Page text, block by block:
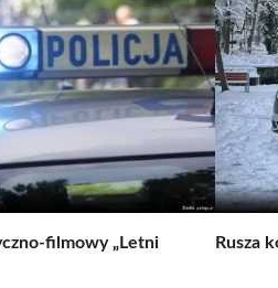
filmowy „Letni
Rusza